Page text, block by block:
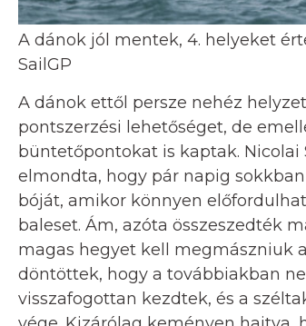
A dánok jól mentek, 4. helyeket
SailGP
A dánok ettől persze nehéz
pontszerzési lehetőséget, de
büntetőpontokat is kaptak.
elmondta, hogy pár napig
bóját, amikor könnyen
baleset. Ám, azóta összeszedték
magas hegyet kell megmászniuk
döntöttek, hogy a továbbiakban
visszafogottan kezdtek, és a